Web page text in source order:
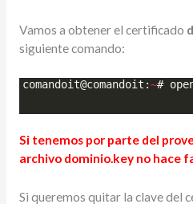
Vamos a obtener el certificado
siguiente comando:
comandoit@comandoit :~#
Si tenemos por parte del
archivo dominio.key no hace
Si queremos quitar la clave del